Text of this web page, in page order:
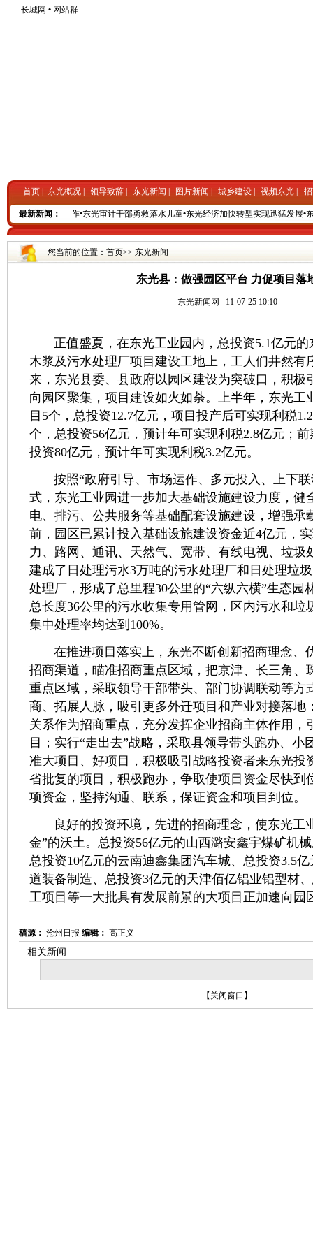
长城网 • 网站群
首页 东光概况 领导致辞 东光新闻 图片新闻 城乡建设 视频东光
最新新闻：
路站做好防汛工作•东光审计干部勇救落水儿童•东光经济加快转型实现迅猛发展•东
您当前的位置： 首页>> 东光新闻
东光县：做强园区平台 力促项目落
东光新闻网 11-07-25 10:10
正值盛夏，在东光工业园内，总投资5.1亿元的
木浆及污水处理厂项目建设工地上，工人们井然有
来，东光县委、县政府以园区建设为突破口，积极
向园区聚集，项目建设如火如荼。上半年，东光工
目5个，总投资12.7亿元，项目投产后可实现利税
个，总投资56亿元，预计年可实现利税2.8亿元；
投资80亿元，预计年可实现利税3.2亿元。
按照“政府引导、市场运作、多元投入、上下联
式，东光工业园进一步加大基础设施建设力度，健
电、排污、公共服务等基础配套设施建设，增强承
前，园区已累计投入基础设施建设资金近4亿元，
力、路网、通讯、天然气、宽带、有线电视、垃圾
建成了日处理污水3万吨的污水处理厂和日处理垃
处理厂，形成了总里程30公里的“六纵六横”生态园
总长度36公里的污水收集专用管网，区内污水和垃
集中处理率均达到100%。
在推进项目落实上，东光不断创新招商理念、
招商渠道，瞄准招商重点区域，把京津、长三角、
重点区域，采取领导干部带头、部门协调联动等方
商、拓展人脉，吸引更多外迁项目和产业对接落地
关系作为招商重点，充分发挥企业招商主体作用，
目；实行“走出去”战略，采取县领导带头跑办、小
准大项目、好项目，积极吸引战略投资者来东光投
省批复的项目，积极跑办，争取使项目资金尽快到
项资金，坚持沟通、联系，保证资金和项目到位。
良好的投资环境，先进的招商理念，使东光工
金”的沃土。总投资56亿元的山西潞安鑫宇煤矿机
总投资10亿元的云南迪鑫集团汽车城、总投资3.5
道装备制造、总投资3亿元的天津佰亿铝业铝型材
工项目等一大批具有发展前景的大项目正加速向园
稿源： 沧州日报 编辑： 高正义
相关新闻
【 关闭窗口 】